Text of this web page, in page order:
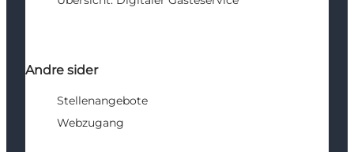
Andre sider
Stellenangebote
Webzugang